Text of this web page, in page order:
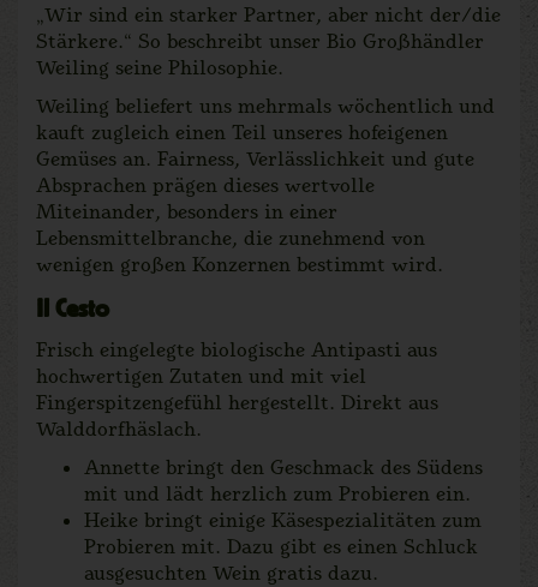
„Wir sind ein starker Partner, aber nicht der/die
Stärkere.“ So beschreibt unser Bio Großhändler
Weiling seine Philosophie.
Weiling beliefert uns mehrmals wöchentlich und
kauft zugleich einen Teil unseres hofeigenen
Gemüses an. Fairness, Verlässlichkeit und gute
Absprachen prägen dieses wertvolle
Miteinander, besonders in einer
Lebensmittelbranche, die zunehmend von
wenigen großen Konzernen bestimmt wird.
Il Cesto
Frisch eingelegte biologische Antipasti aus
hochwertigen Zutaten und mit viel
Fingerspitzengefühl hergestellt. Direkt aus
Walddorfhäslach.
Annette bringt den Geschmack des Südens
mit und lädt herzlich zum Probieren ein.
Heike bringt einige Käsespezialitäten zum
Probieren mit. Dazu gibt es einen Schluck
ausgesuchten Wein gratis dazu.